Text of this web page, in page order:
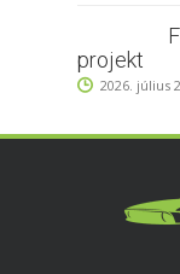
projekt
2026. július